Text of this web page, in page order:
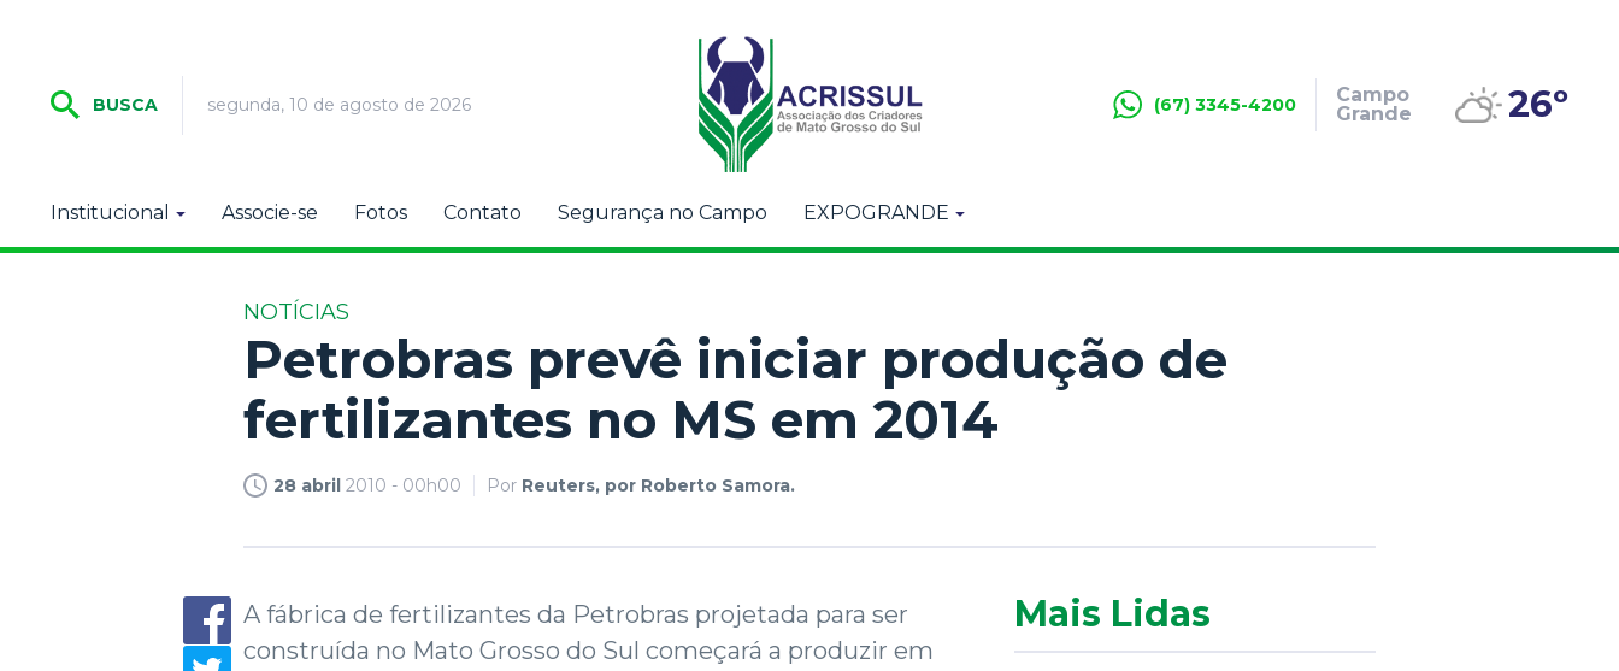
BUSCA segunda, 10 de agosto de 2026 (67) 3345-4200
Campo
Grande
26º
Institucional Associe-se Fotos Contato Segurança no Campo EXPOGRANDE
NOTÍCIAS
Petrobras prevê iniciar produção de
fertilizantes no MS em 2014
28 abril 2010 - 00h00 Por Reuters, por Roberto Samora.
A fábrica de fertilizantes da Petrobras projetada para ser
construída no Mato Grosso do Sul começará a produzir em
Mais Lidas